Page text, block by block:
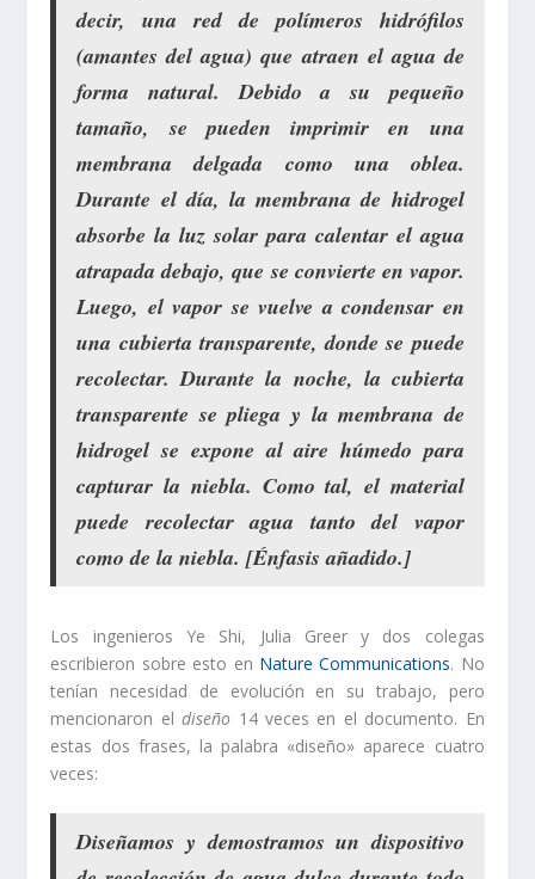
decir, una red de polímeros hidrófilos
(amantes del agua) que atraen el agua de
forma natural. Debido a su pequeño
tamaño, se pueden imprimir en una
membrana delgada como una oblea.
Durante el día, la membrana de hidrogel
absorbe la luz solar para calentar el agua
atrapada debajo, que se convierte en vapor.
Luego, el vapor se vuelve a condensar en
una cubierta transparente, donde se puede
recolectar.Durante la noche, la cubierta
transparente se pliega y la membrana de
hidrogel se expone al aire húmedo para
capturar la niebla. Como tal, el material
puede recolectar agua tanto del vapor
como de la niebla. [Énfasis añadido.]
Los ingenieros Ye Shi, Julia Greer y dos colegas
escribieron sobre esto en Nature Communications. No
tenían necesidad de evolución en su trabajo, pero
mencionaron eldiseño 14 veces en el documento. En
estas dos frases, la palabra «diseño» aparece cuatro
veces:
Diseñamos y demostramos un dispositivo